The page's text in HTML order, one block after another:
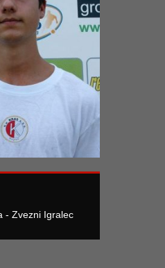
- Zvezni Igralec